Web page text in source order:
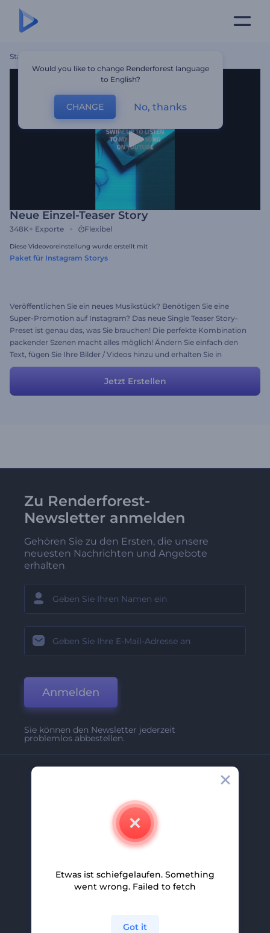
Startseite
Neue Einzel-Teaser Story
348K+ Exporte Flexibel
Diese Videovoreinstellung wurde erstellt mit
Paket für Instagram Storys
Veröffentlichen Sie ein neues Musikstück? Benötigen Sie eine
Super-Promotion auf Instagram? Das neue Single Teaser Story-
Preset ist genau das, was Sie brauchen! Die perfekte Kombination
packender Szenen macht alles möglich! Ändern Sie einfach den
Text, fügen Sie Ihre Bilder / Videos hinzu und erhalten Sie in
wenigen Minuten eine hochwertige Instagram-Story. Probieren Sie
es gleich aus und genießen Sie den Ruhm!
Jetzt Erstellen
Zu Renderforest-
Newsletter anmelden
Gehören Sie zu den Ersten, die unsere
neuesten Nachrichten und Angebote
erhalten
Anmelden
Sie können den Newsletter jederzeit
problemlos abbestellen.
Partnerprogramm
Would you like to change Renderforest language
to English?
CHANGE No, thanks
Etwas ist schiefgelaufen. Something
went wrong. Failed to fetch
Got it